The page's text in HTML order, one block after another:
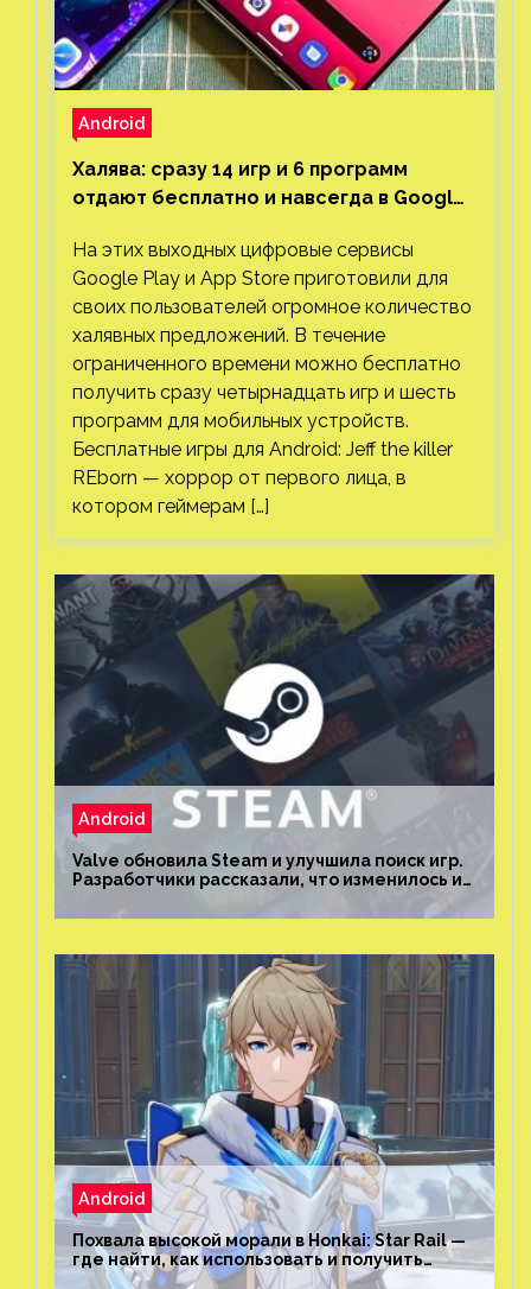
Android
Халява: сразу 14 игр и 6 программ
отдают бесплатно и навсегда в Google
загрузок
На этих выходных цифровые сервисы
Google Play и App Store приготовили для
своих пользователей огромное количество
халявных предложений. В течение
ограниченного времени можно бесплатно
получить сразу четырнадцать игр и шесть
программ для мобильных устройств.
Бесплатные игры для Android: Jeff the killer
REborn — хоррор от первого лица, в
котором геймерам […]
Android
Valve обновила Steam и улучшила поиск игр.
Разработчики рассказали, что изменилось и
Android
Похвала высокой морали в Honkai: Star Rail —
где найти, как использовать и получить
скрытые достижения